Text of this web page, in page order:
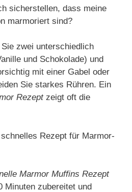
sicherstellen, dass meine
marmoriert sind?
Sie zwei unterschiedlich
und Schokolade) und
mit einer Gabel oder
Sie starkes Rühren. Ein
Rezeptzeigt oft die
Rezept für Marmor-
Marmor Muffins Rezept
Minuten zubereitet und